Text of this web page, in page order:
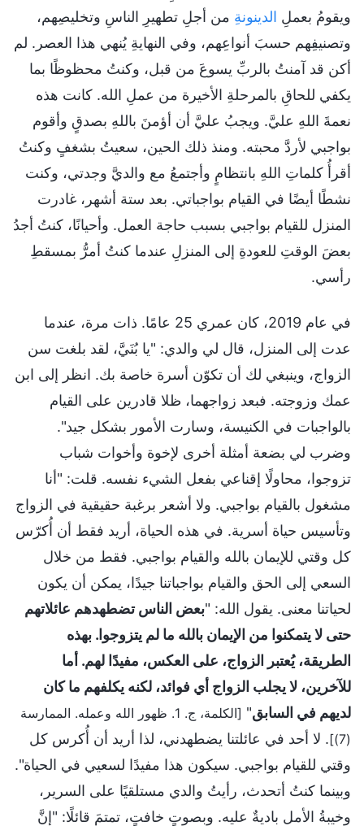
ويقومُ بعملِ الدينونة ِ من أجلِ تطهيرِ الناسِ وتخليصِهم،
وتصنيفِهم حسبَ أنواعِهم، وفي النهايةِ يُنهي هذا العصر. لم
أكن قد آمنتُ بالربِّ يسوعَ من قبل، وكنتُ محظوظًا بما
يكفي للحاقِ بالمرحلةِ الأخيرة من عملِ الله. كانت هذه
نعمةَ اللهِ عليَّ. ويجبُ عليَّ أن أؤمنَ باللهِ بصدقٍ وأقوم
بواجبي لأردَّ محبته. ومنذ ذلك الحين، سعيتُ بشغفٍ وكنتُ
أقرأُ كلماتِ اللهِ بانتظامٍ وأجتمعُ مع والديَّ وجدتي، وكنت
نشطًا أيضًا في القيام بواجباتي. بعد ستة أشهر، غادرت
المنزل للقيام بواجبي بسبب حاجة العمل. وأحيانًا، كنتُ أجدُ
بعضَ الوقتِ للعودةِ إلى المنزلِ عندما كنتُ أمرُّ بمسقطِ
رأسي.
في عام 2019، كان عمري 25 عامًا. ذات مرة، عندما
عدت إلى المنزل، قال لي والدي: "يا بُنَيَّ، لقد بلغت سن
الزواج، وينبغي لك أن تكوّن أسرة خاصة بك. انظر إلى ابن
عمك وزوجته. فبعد زواجهما، ظلا قادرين على القيام
بالواجبات في الكنيسة، وسارت الأمور بشكل جيد".
وضرب لي بضعة أمثلة أخرى لإخوة وأخوات شباب
تزوجوا، محاولًا إقناعي بفعل الشيء نفسه. قلت: "أنا
مشغول بالقيام بواجبي. ولا أشعر برغبة حقيقية في الزواج
وتأسيس حياة أسرية. في هذه الحياة، أريد فقط أن أُكرّس
كل وقتي للإيمان بالله والقيام بواجبي. فقط من خلال
السعي إلى الحق والقيام بواجباتنا جيدًا، يمكن أن يكون
لحياتنا معنى. يقول الله: "بعض الناس تضطهدهم عائلاتهم
حتى لا يتمكنوا من الإيمان بالله ما لم يتزوجوا. بهذه
الطريقة، يُعتبر الزواج، على العكس، مفيدًا لهم. أما
للآخرين، لا يجلب الزواج أي فوائد، لكنه يكلفهم ما كان
لديهم في السابق"
[الكلمة، ج. 1. ظهور الله وعمله. الممارسة
(7)]
. لا أحد في عائلتنا يضطهدني، لذا أريد أن أُكرس كل
وقتي للقيام بواجبي. سيكون هذا مفيدًا لسعيي في الحياة".
وبينما كنتُ أتحدث، رأيتُ والدي مستلقيًا على السرير،
وخيبةُ الأمل باديةٌ عليه. وبصوتٍ خافتٍ، تمتمَ قائلًا: "إنَّ